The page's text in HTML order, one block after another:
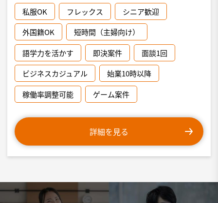
私服OK フレックス シニア歓迎
外国籍OK 短時間（主婦向け）
語学力を活かす 即決案件 面談1回
ビジネスカジュアル 始業10時以降
稼働率調整可能 ゲーム案件
詳細を見る